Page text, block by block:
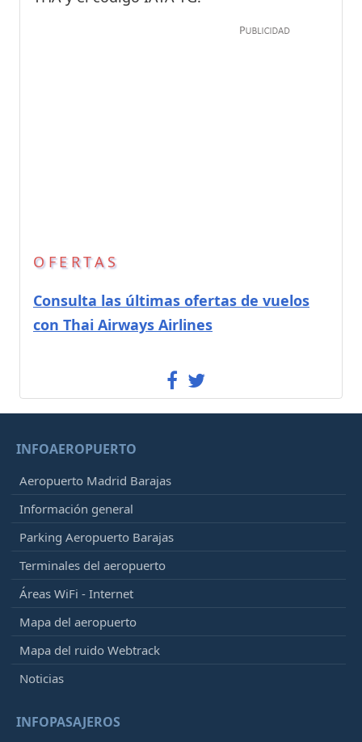
OFERTAS
Consulta las últimas ofertas de vuelos
con Thai Airways Airlines
INFOAEROPUERTO
Aeropuerto Madrid Barajas
Información general
Parking Aeropuerto Barajas
Terminales del aeropuerto
Áreas WiFi - Internet
Mapa del aeropuerto
Mapa del ruido Webtrack
Noticias
INFOPASAJEROS